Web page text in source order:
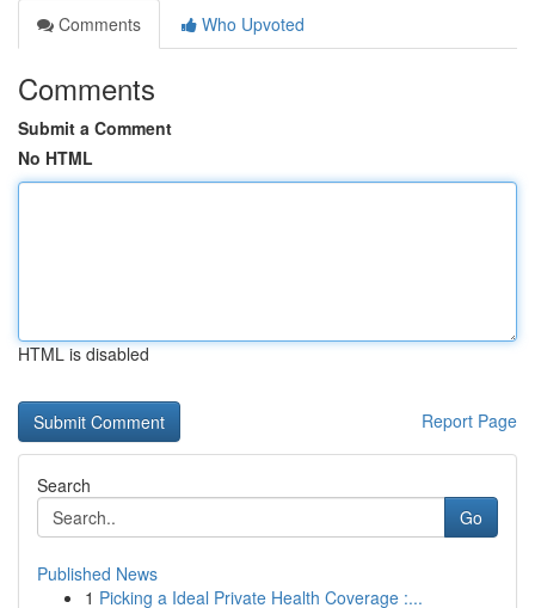
Comments
Who Upvoted
Comments
Submit a Comment
No HTML
HTML is disabled
Report Page
Search
Go
Published News
1 Picking a Ideal Private Health Coverage :...